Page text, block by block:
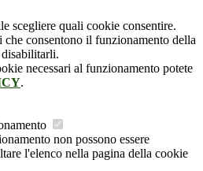
scegliere quali cookie consentire.
consentono il funzionamento della
necessari al funzionamento potete
.
non possono essere
l'elenco nella pagina della cookie